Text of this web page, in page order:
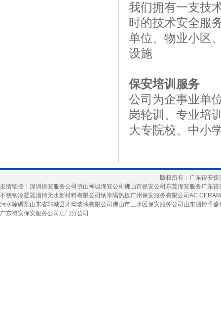
我们拥有一支技
时的技术安全服
单位、物业小区
设施
保安培训服务
公司为企事业单
岗轮训、专业培
大专院校、中小
版权所有：广东得安
友情链接： 深圳保安服务公司 佛山禅城保安公司 佛山市保安公司 东莞保安服务广东得
不锈钢冷凝器淄博天水新材料有限公司 纳米隔热板广州保安服务有限公司 AC
污水除磷剂 山东省郓城县才华玻璃有限公司 佛山市三水区保安服务公司 山东淄博千
广东得安保安服务公司江门分公司